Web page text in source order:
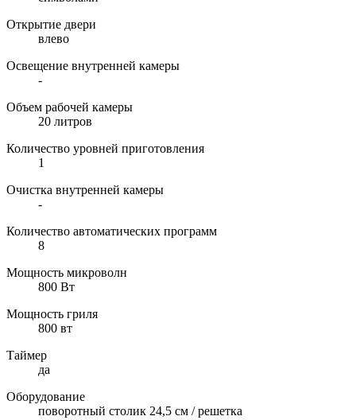
Открытие двери
влево
Освещение внутренней камеры
-
Объем рабочей камеры
20 литров
Количество уровней приготовления
1
Очистка внутренней камеры
-
Количество автоматических программ
8
Мощность микроволн
800 Вт
Мощность гриля
800 вт
Таймер
да
Оборудование
поворотный столик 24,5 см / решетка